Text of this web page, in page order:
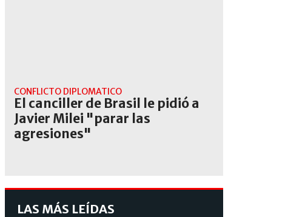
CONFLICTO DIPLOMÁTICO
El canciller de Brasil le pidió a
Javier Milei "parar las
agresiones"
LAS MÁS LEÍDAS